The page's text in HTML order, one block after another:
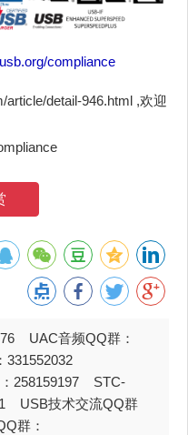
compliance
detail-946.html ,欢迎
UAC音频QQ群：
331552032
258159197 STC-
USB技术交流QQ群
群：